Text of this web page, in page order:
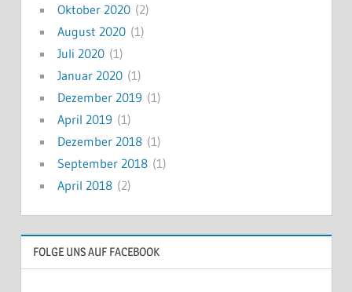
Oktober 2020(2)
August 2020(1)
Juli 2020(1)
Januar 2020(1)
Dezember 2019 (1)
April 2019 (1)
Dezember 2018(1)
September 2018(1)
April 2018(2)
FOLGE UNS AUF FACEBOOK